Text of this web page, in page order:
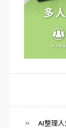
AI整理